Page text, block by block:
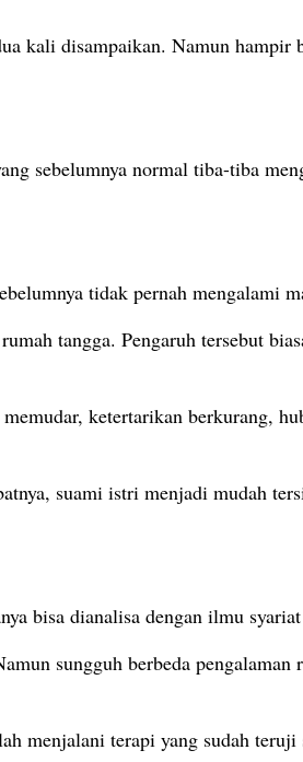
kali disampaikan. Namun
sebelumnya normal tiba-tiba
tidak pernah mengalami
tangga. Pengaruh tersebut
ketertarikan berkurang,
suami istri menjadi mudah
bisa dianalisa dengan ilmu
sungguh berbeda pengalaman
menjalani terapi yang sudah teruji